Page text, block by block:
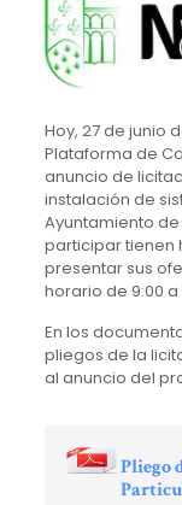
Hoy, 27 de junio
Plataforma de
anuncio de
instalación de
Ayuntamiento
participar tienen
presentar sus
horario de 9:00 a
En los
pliegos de la
al anuncio del
Pliego